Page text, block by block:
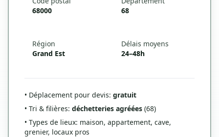
68000
68
Région
Grand Est
Délais moyens
24–48h
• Déplacement pour devis: gratuit
• Tri & filières: déchetteries agréées (68)
• Types de lieux: maison, appartement, cave,
grenier, locaux pros